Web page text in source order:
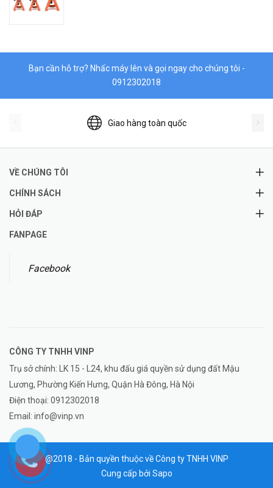
Bạn cần hỗ trợ? Nhấc máy lên và gọi ngay cho chúng tôi -
0912302018
Giao hàng toàn quốc
VỀ CHÚNG TÔI
CHÍNH SÁCH
HỎI ĐÁP
FANPAGE
Facebook
CÔNG TY TNHH VINP
Trụ sở chính: LK 15 - L24, khu đấu giá quyền sử dụng đất Mậu
Lương, Phường Kiến Hưng, Quận Hà Đông, Hà Nội
Điện thoại: 0912302018
Email: info@vinp.vn
@2018 - Bản quyền thuộc về Công ty TNHH VINP
Cung cấp bởi Sapo